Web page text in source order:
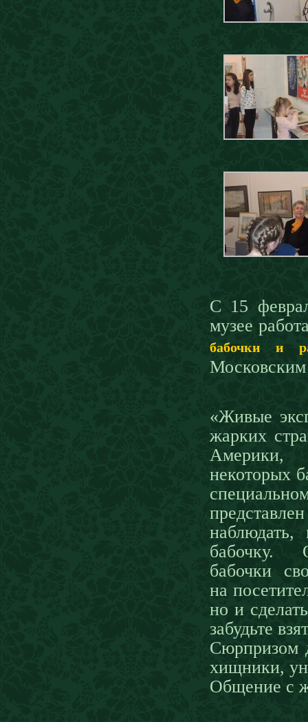
С 15
музее
бабочки и
«Живые
жарких
некоторых
наблюдать,
бабочку.
бабочки
на
но и
забудьте
Сюрпризом
хищники,
Общение с